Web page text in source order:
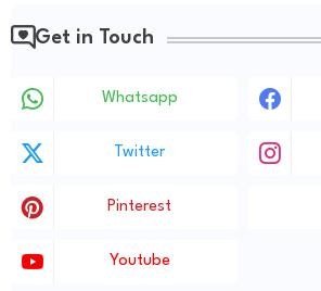
Get in Touch
Whatsapp
Twitter
Pinterest
Youtube